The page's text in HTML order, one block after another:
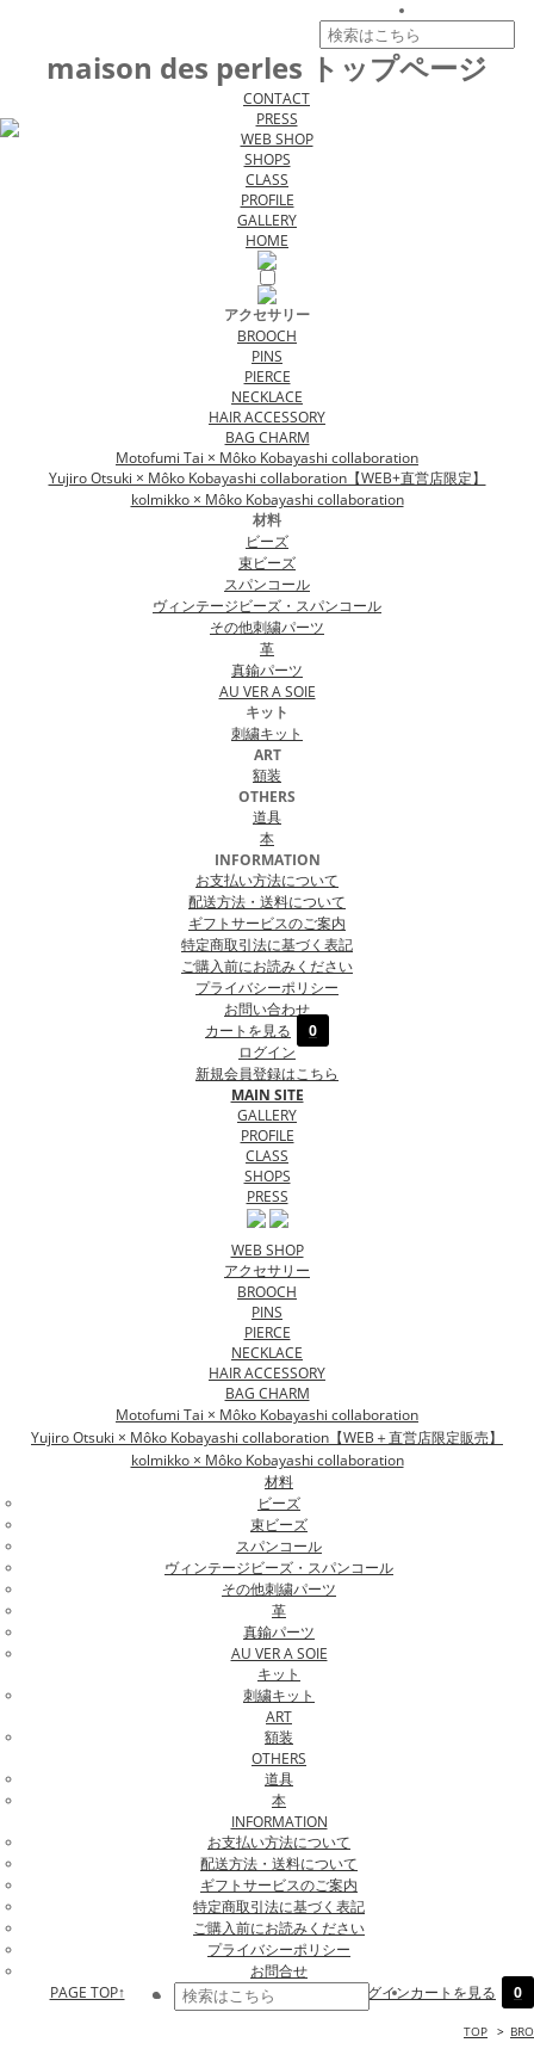
maison des perles トップページ
CONTACT
PRESS
WEB SHOP
SHOPS
CLASS
PROFILE
GALLERY
HOME
アクセサリー
BROOCH
PINS
PIERCE
NECKLACE
HAIR ACCESSORY
BAG CHARM
Motofumi Tai × Môko Kobayashi collaboration
Yujiro Otsuki × Môko Kobayashi collaboration【WEB+直営店限定】
kolmikko × Môko Kobayashi collaboration
材料
ビーズ
束ビーズ
スパンコール
ヴィンテージビーズ・スパンコール
その他刺繍パーツ
革
真鍮パーツ
AU VER A SOIE
キット
刺繍キット
ART
額装
OTHERS
道具
本
INFORMATION
お支払い方法について
配送方法・送料について
ギフトサービスのご案内
特定商取引法に基づく表記
ご購入前にお読みください
プライバシーポリシー
お問い合わせ
カートを見る
0
ログイン
新規会員登録はこちら
MAIN SITE
GALLERY
PROFILE
CLASS
SHOPS
PRESS
WEB SHOP
アクセサリー
BROOCH
PINS
PIERCE
NECKLACE
HAIR ACCESSORY
BAG CHARM
Motofumi Tai × Môko Kobayashi collaboration
Yujiro Otsuki × Môko Kobayashi collaboration【WEB＋直営店限定販売】
kolmikko × Môko Kobayashi collaboration
材料
ビーズ
束ビーズ
スパンコール
ヴィンテージビーズ・スパンコール
その他刺繍パーツ
革
真鍮パーツ
AU VER A SOIE
キット
刺繍キット
ART
額装
OTHERS
道具
本
INFORMATION
お支払い方法について
配送方法・送料について
ギフトサービスのご案内
特定商取引法に基づく表記
ご購入前にお読みください
プライバシーポリシー
お問合せ
カートを見る
0
ログイン
TOP >
PAGE TOP↑